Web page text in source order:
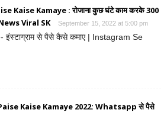
Kaise Kamaye : रोजाना कुछ घंटे काम करके 300
News Viral SK
September 15, 2022 at 5:00 pm
से पैसे कैसे कमाए | Instagram Se
Kaise Kamaye 2022: Whatsapp से पैसे